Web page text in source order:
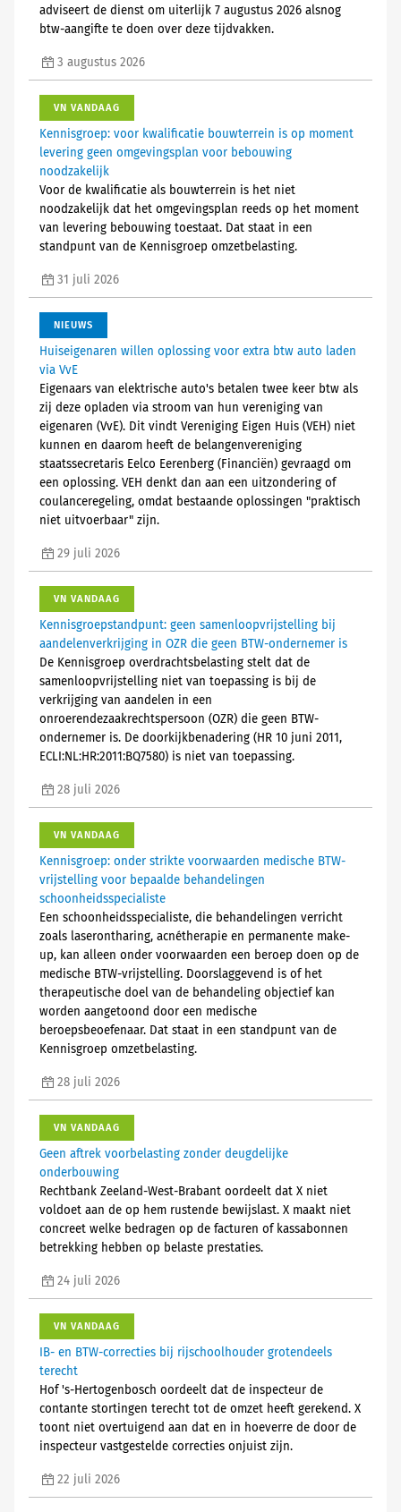
adviseert de dienst om uiterlijk 7 augustus 2026 alsnog
btw-aangifte te doen over deze tijdvakken.
3 augustus 2026
VN VANDAAG
Kennisgroep: voor kwalificatie bouwterrein is op moment
levering geen omgevingsplan voor bebouwing
noodzakelijk
Voor de kwalificatie als bouwterrein is het niet
noodzakelijk dat het omgevingsplan reeds op het moment
van levering bebouwing toestaat. Dat staat in een
standpunt van de Kennisgroep omzetbelasting.
31 juli 2026
NIEUWS
Huiseigenaren willen oplossing voor extra btw auto laden
via VvE
Eigenaars van elektrische auto's betalen twee keer btw als
zij deze opladen via stroom van hun vereniging van
eigenaren (VvE). Dit vindt Vereniging Eigen Huis (VEH) niet
kunnen en daarom heeft de belangenvereniging
staatssecretaris Eelco Eerenberg (Financiën) gevraagd om
een oplossing. VEH denkt dan aan een uitzondering of
coulanceregeling, omdat bestaande oplossingen "praktisch
niet uitvoerbaar" zijn.
29 juli 2026
VN VANDAAG
Kennisgroepstandpunt: geen samenloopvrijstelling bij
aandelenverkrijging in OZR die geen BTW-ondernemer is
De Kennisgroep overdrachtsbelasting stelt dat de
samenloopvrijstelling niet van toepassing is bij de
verkrijging van aandelen in een
onroerendezaakrechtspersoon (OZR) die geen BTW-
ondernemer is. De doorkijkbenadering (HR 10 juni 2011,
ECLI:NL:HR:2011:BQ7580) is niet van toepassing.
28 juli 2026
VN VANDAAG
Kennisgroep: onder strikte voorwaarden medische BTW-
vrijstelling voor bepaalde behandelingen
schoonheidsspecialiste
Een schoonheidsspecialiste, die behandelingen verricht
zoals laserontharing, acnétherapie en permanente make-
up, kan alleen onder voorwaarden een beroep doen op de
medische BTW-vrijstelling. Doorslaggevend is of het
therapeutische doel van de behandeling objectief kan
worden aangetoond door een medische
beroepsbeoefenaar. Dat staat in een standpunt van de
Kennisgroep omzetbelasting.
28 juli 2026
VN VANDAAG
Geen aftrek voorbelasting zonder deugdelijke
onderbouwing
Rechtbank Zeeland-West-Brabant oordeelt dat X niet
voldoet aan de op hem rustende bewijslast. X maakt niet
concreet welke bedragen op de facturen of kassabonnen
betrekking hebben op belaste prestaties.
24 juli 2026
VN VANDAAG
IB- en BTW-correcties bij rijschoolhouder grotendeels
terecht
Hof 's-Hertogenbosch oordeelt dat de inspecteur de
contante stortingen terecht tot de omzet heeft gerekend. X
toont niet overtuigend aan dat en in hoeverre de door de
inspecteur vastgestelde correcties onjuist zijn.
22 juli 2026